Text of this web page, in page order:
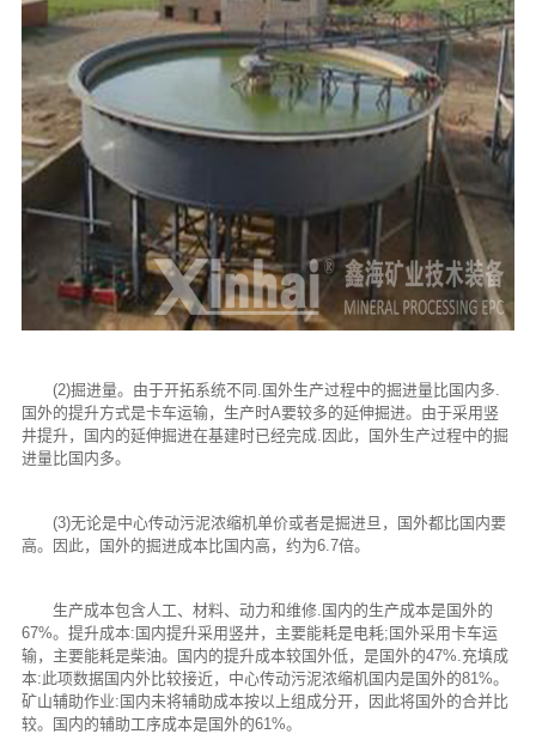
(2)掘进量。由于开拓系统不同.国外生产过程中的掘进量比国内多.
国外的提升方式是卡车运输，生产时A要较多的延伸掘进。由于采用竖
井提升，国内的延伸掘进在基建时已经完成.因此，国外生产过程中的掘
进量比国内多。
(3)无论是中心传动污泥浓缩机单价或者是掘进旦，国外都比国内要
高。因此，国外的掘进成本比国内高，约为6.7倍。
生产成本包含人工、材料、动力和维修.国内的生产成本是国外的
67%。提升成本:国内提升采用竖井，主要能耗是电耗;国外采用卡车运
输，主要能耗是柴油。国内的提升成本较国外低，是国外的47%.充填成
本:此项数据国内外比较接近，中心传动污泥浓缩机国内是国外的81%。
矿山辅助作业:国内未将辅助成本按以上组成分开，因此将国外的合并比
较。国内的辅助工序成本是国外的61%。